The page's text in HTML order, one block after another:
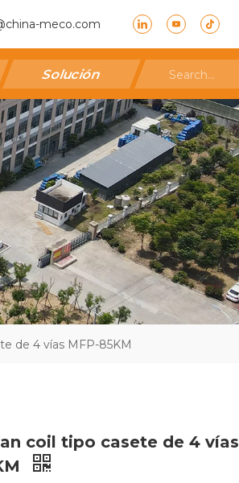
meco.com
Solución
de 4 vías MFP-85KM
coil tipo casete de 4 vías